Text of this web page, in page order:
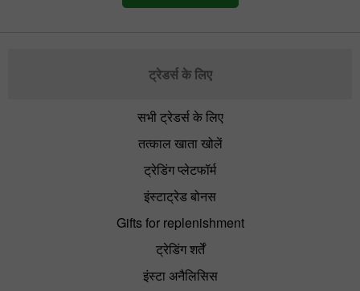
ट्रेडर्स के लिए
सभी ट्रेडर्स के लिए
तत्काल खाता खोलें
ट्रेडिंग प्लेटफॉर्म
इंस्टाट्रेड बोनस
Gifts for replenishment
ट्रेडिंग शर्तें
इंस्टा अनैलिसिस